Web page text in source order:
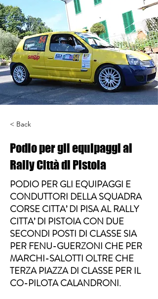
< Back
Podio per gli equipaggi al
Rally Città di Pistoia
PODIO PER GLI EQUIPAGGI E
CONDUTTORI DELLA SQUADRA
CORSE CITTA’ DI PISA AL RALLY
CITTA’ DI PISTOIA CON DUE
SECONDI POSTI DI CLASSE SIA
PER FENU-GUERZONI CHE PER
MARCHI-SALOTTI OLTRE CHE
TERZA PIAZZA DI CLASSE PER IL
CO-PILOTA CALANDRONI.